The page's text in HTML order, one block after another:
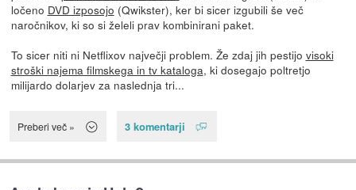
ločeno DVD izposojo (Qwikster), ker bi sicer izgubili še več
naročnikov, ki so si želeli prav kombinirani paket.
To sicer niti ni Netflixov največji problem. Že zdaj jih pestijo visoki
stroški najema filmskega in tv kataloga, ki dosegajo poltretjo
milijardo dolarjev za naslednja tri...
Preberi več » 3 komentarji